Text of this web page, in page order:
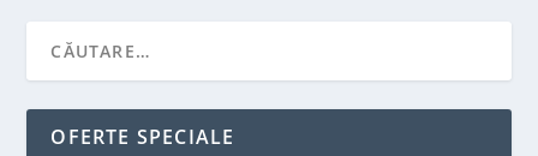
OFERTE SPECIALE